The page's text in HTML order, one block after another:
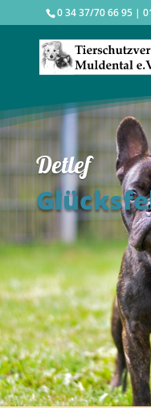
0 34 37/70 66 95 |
Detlef